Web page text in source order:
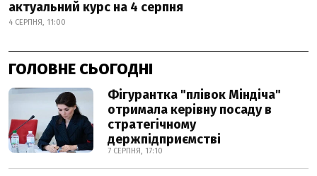
актуальний курс на 4 серпня
4 СЕРПНЯ, 11:00
ГОЛОВНЕ СЬОГОДНІ
Фігурантка "плівок Міндіча"
отримала керівну посаду в
стратегічному
держпідприємстві
7 СЕРПНЯ, 17:10